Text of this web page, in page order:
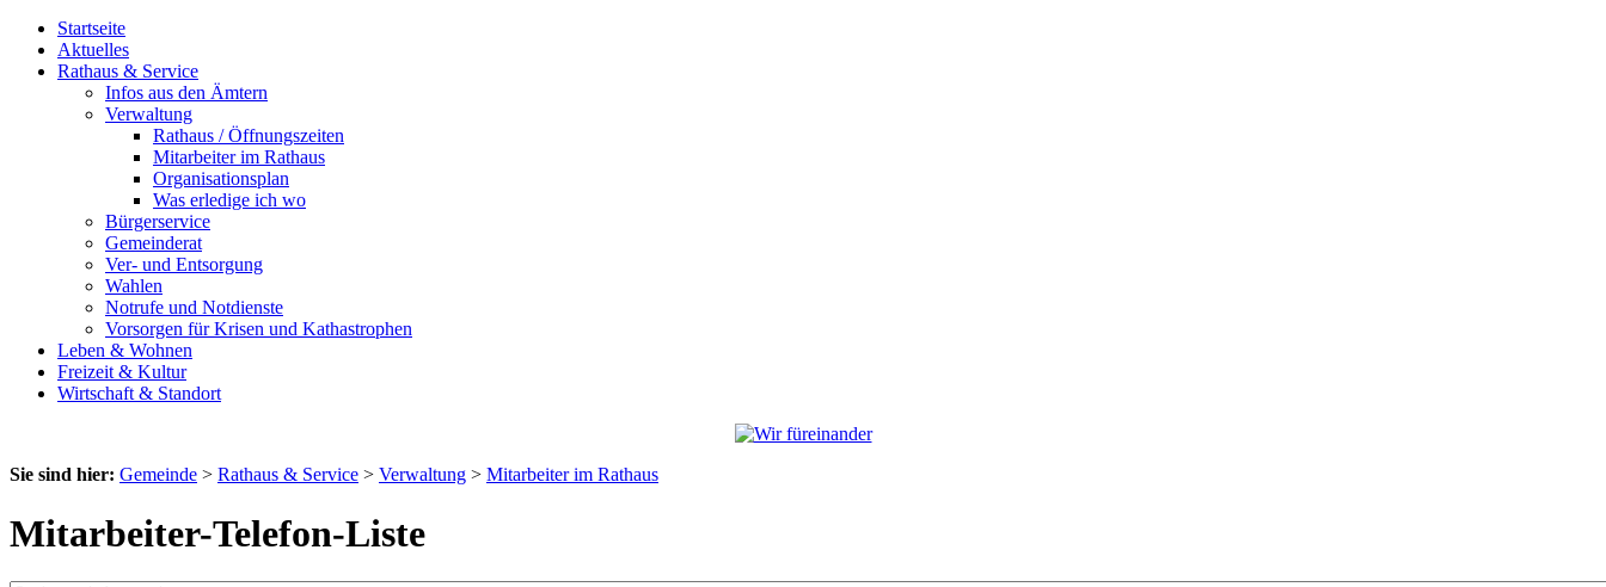
Startseite
Aktuelles
Rathaus & Service
Infos aus den Ämtern
Verwaltung
Rathaus / Öffnungszeiten
Mitarbeiter im Rathaus
Organisationsplan
Was erledige ich wo
Bürgerservice
Gemeinderat
Ver- und Entsorgung
Wahlen
Notrufe und Notdienste
Vorsorgen für Krisen und Kathastrophen
Leben & Wohnen
Freizeit & Kultur
Wirtschaft & Standort
Sie sind hier: Gemeinde > Rathaus & Service > Verwaltung > Mitarbeiter im Rathaus
Mitarbeiter-Telefon-Liste